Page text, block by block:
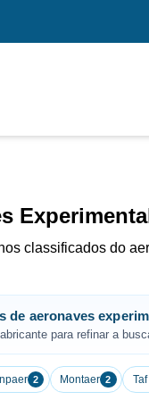
classificados do
de aeronaves
para refinar a
2 Montaer 2